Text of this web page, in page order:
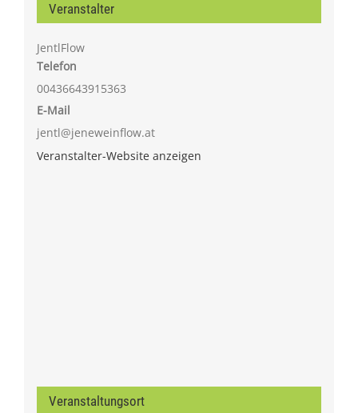
Veranstalter
JentlFlow
Telefon
00436643915363
E-Mail
jentl@jeneweinflow.at
Veranstalter-Website anzeigen
Veranstaltungsort